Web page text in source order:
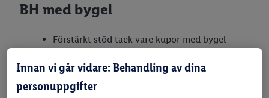
BH med bygel
Förstärkt stöd tack vare kupor med bygel
Sammanfattning: bra stöd med en bekväm
känsla
Innan vi går vidare: Behandling av dina
personuppgifter